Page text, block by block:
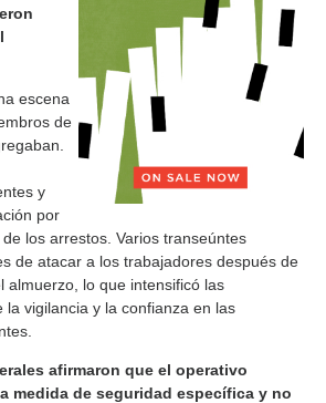
escena
de
y
por
los arrestos. Varios transeúntes
de atacar a los trabajadores después de
almuerzo, lo que intensificó las
la vigilancia y la confianza en las
afirmaron que el operativo
medida de seguridad específica y no